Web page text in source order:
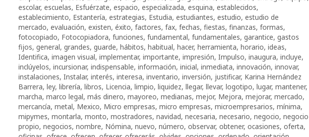
escolar, escuelas, Esfuérzate, espacio, especializada, esquina, establecidos,
establecimiento, Estantería, estrategias, Estudia, estudiantes, estudio, estudio de
mercado, evaluación, existen, éxito, factores, fax, fechas, fiestas, finanzas, formas,
fotocopiado, Fotocopiadora, funciones, fundamental, fundamentales, garantice, gastos
fijos, general, grandes, guarde, há­bi­tos, habitual, hacer, herramienta, horario, ideas,
Identifica, imagen visual, implementar, importante, impresión, Impulso, inaugura, incluye,
inclúyelos, incursionar, indispensable, información, inicial, inmediata, innovación, innovar,
instalaciones, Instalar, interés, interesa, inventario, inversión, justificar, Karina Hernández
Barrera, ley, librería, libros, Licencia, limpio, liquidez, llegar, llevar, logotipo, lugar, mantener,
marcha, marco legal, más dinero, mayoreo, medianas, mejor, Mejora, mejorar, mercado,
mercancía, metal, Mexico, Micro empresas, micro empresas, microempresarios, mínima,
mipymes, montarla, monto, mostradores, navidad, necesaria, necesario, negocio, negocio
propio, negocios, nombre, Nómina, nuevo, número, observar, obtener, ocasiones, oferta,